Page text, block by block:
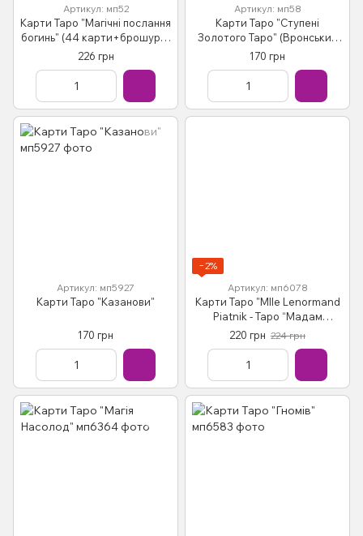
Артикул: мп52
Карти Таро "Магічні послання
богинь" (44 карти+брошура)
Вірче Д.
226 грн
Артикул: мп58
Карти Таро "Ступені
Золотого Таро" (Вронський
С.)
170 грн
Артикул: мп5927
Карти Таро "Казанови"
170 грн
−2%
Артикул: мп6078
Карти Таро "Mlle Lenormand
Piatnik - Таро “Мадам
Ленорман”"
220 грн 224 грн